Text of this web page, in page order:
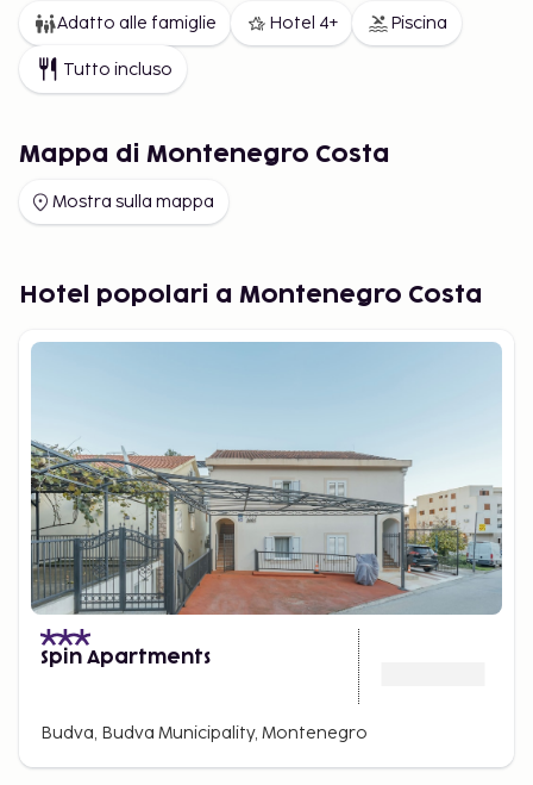
Adatto alle famiglie Hotel 4+ Piscina
Tutto incluso
Mappa di Montenegro Costa
Mostra sulla mappa
Hotel popolari a Montenegro Costa
Spin Apartments
Budva, Budva Municipality, Montenegro